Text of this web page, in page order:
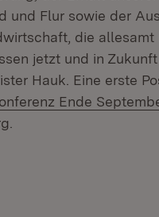
und Flur sowie der
die
jetzt und in
Hauk. Eine erste
Ende